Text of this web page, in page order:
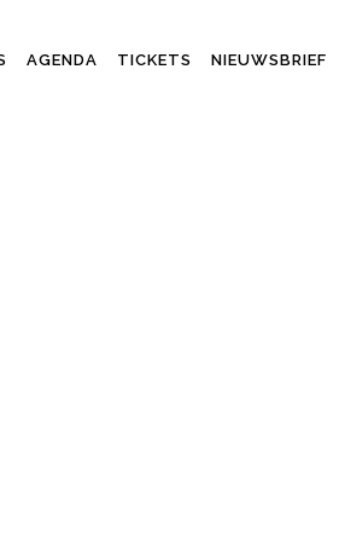
AGENDA TICKETS NIEUWSBRIEF